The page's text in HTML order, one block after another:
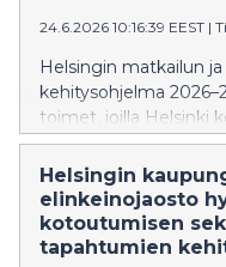
kiinnostavana
24.6.2026 10:16:39 EEST |
Helsingin matkailun
kehitysohjelma
toimet, joilla Helsinki
tapahtumallisuutta
vauhdittaa matkailun
kasvua, kasvattaa
houkuttelevuutta
varmistaa, että
Helsingin
elinkeinojaosto
kotoutumisen
tapahtumien